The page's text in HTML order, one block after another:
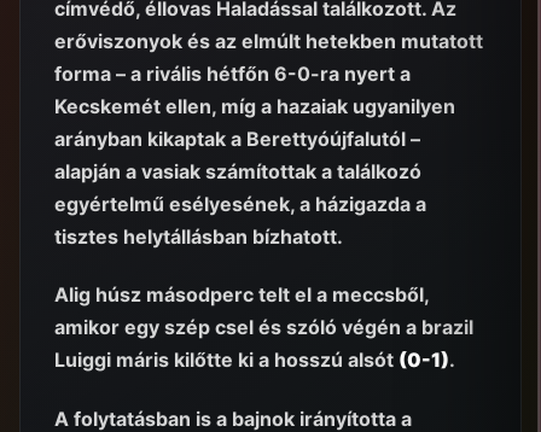
címvédő, éllovas Haladással találkozott. Az
erőviszonyok és az elmúlt hetekben mutatott
forma – a rivális hétfőn 6-0-ra nyert a
Kecskemét ellen, míg a hazaiak ugyanilyen
arányban kikaptak a Berettyóújfalutól –
alapján a vasiak számítottak a találkozó
egyértelmű esélyesének, a házigazda a
tisztes helytállásban bízhatott.
Alig húsz másodperc telt el a meccsből,
amikor egy szép csel és szóló végén a brazil
Luiggi máris kilőtte ki a hosszú alsót (0-1).
A folytatásban is a bajnok irányította a